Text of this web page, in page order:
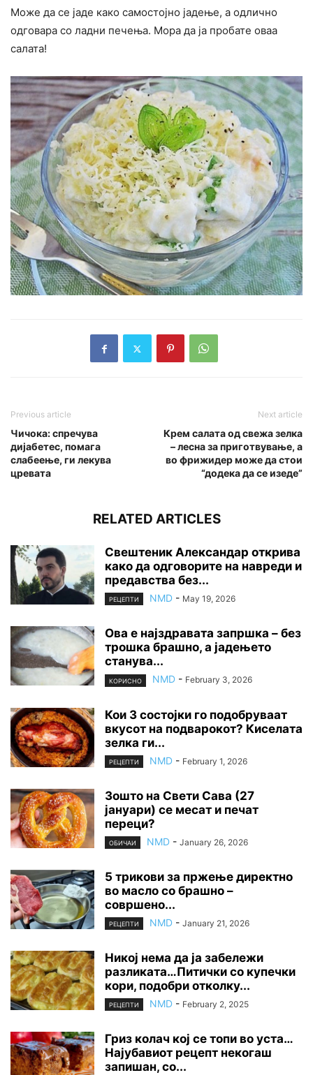
Може да се јаде како самостојно јадење, а одлично
одговара со ладни печења. Мора да ја пробате оваа
салата!
Previous article
Чичока: спречува
дијабетес, помага
слабеење, ги лекува
цревата
Next article
Крем салата од свежа зелка
– лесна за приготвување, а
во фрижидер може да стои
“додека да се изеде”
RELATED ARTICLES
Свештеник Александар открива
како да одговорите на навреди и
предавства без...
РЕЦЕПТИ NMD - May 19, 2026
Ова е најздравата запршка – без
трошка брашно, а јадењето
станува...
КОРИСНО NMD - February 3, 2026
Кои 3 состојки го подобруваат
вкусот на подварокот? Киселата
зелка ги...
РЕЦЕПТИ NMD - February 1, 2026
Зошто на Свети Сава (27
јануари) се месат и печат
переци?
ОБИЧАИ NMD - January 26, 2026
5 трикови за пржење директно
во масло со брашно –
совршено...
РЕЦЕПТИ NMD - January 21, 2026
Никој нема да ја забележи
разликата…Питички со купечки
кори, подобри отколку...
РЕЦЕПТИ NMD - February 2, 2025
Гриз колач кој се топи во уста…
Најубавиот рецепт некогаш
запишан, со...